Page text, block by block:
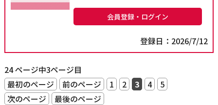
会員登録・ログイン
登録日：2026/7/12
24 ページ中3ページ目
最初のページ
前のページ 1 2 3 4
5
次のページ
最後のページ